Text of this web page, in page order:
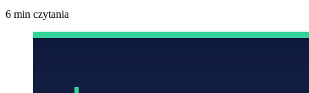
6 min czytania